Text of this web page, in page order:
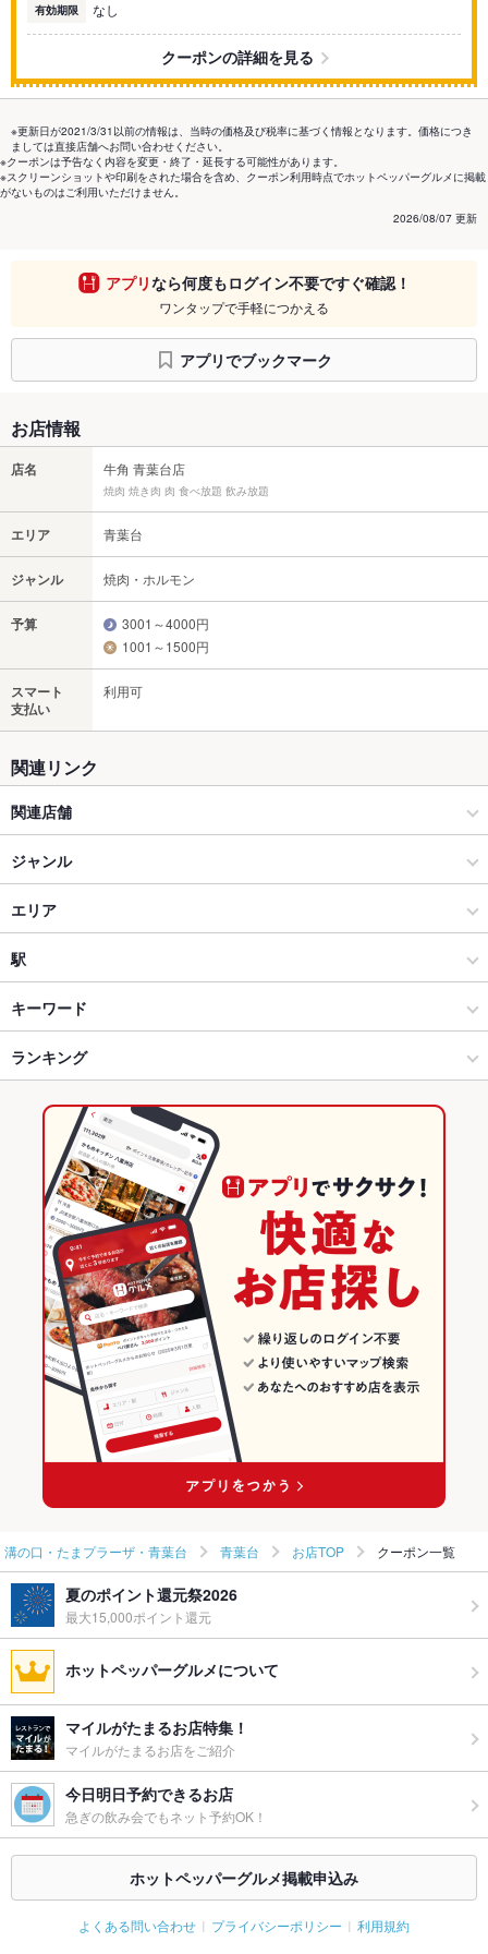
有効期限 なし
クーポンの詳細を見る
※更新日が2021/3/31以前の情報は、当時の価格及び税率に基づく情報となります。価格につき
ましては直接店舗へお問い合わせください。
※クーポンは予告なく内容を変更・終了・延長する可能性があります。
※スクリーンショットや印刷をされた場合を含め、クーポン利用時点でホットペッパーグルメに掲載
がないものはご利用いただけません。
2026/08/07 更新
アプリなら何度もログイン不要ですぐ確認！
ワンタップで手軽につかえる
アプリでブックマーク
お店情報
店名 牛角 青葉台店
焼肉 焼き肉 肉 食べ放題 飲み放題
エリア 青葉台
ジャンル 焼肉・ホルモン
予算
3001～4000円
1001～1500円
スマート
支払い
利用可
関連リンク
関連店舗
牛角
ジャンル
焼肉・ホルモン
焼肉
溝の口・たまプラーザ・青葉台 × 焼肉・ホルモン
溝の口・たまプラーザ・青葉台 × 焼肉
青葉台駅 × 焼肉・ホルモン
青葉台駅 × 焼肉
韓国料理
サムギョプサル
溝の口・たまプラーザ・青葉台 × 韓国料理
溝の口・たまプラーザ・青葉台 × サムギョプサル
青葉台駅 × 韓国料理
青葉台駅 × サムギョプサル
エリア
青葉台
青葉台 × 焼肉・ホルモン
青葉台 × 焼肉
青葉台 × 韓国料理
青葉台 × サムギョプサル
神奈川
神奈川 × 焼肉・ホルモン
神奈川 × 焼肉
神奈川 × 韓国料理
神奈川 × サムギョプサル
駅
青葉台駅
キーワード
エビ料理
チーズフォンデュ たこ焼き 油そば
ランキング
神奈川のグルメランキング
神奈川の焼肉・ホルモンランキング
溝の口・たまプラーザ・青葉台のグルメランキング
溝の口・たまプラーザ・青葉台の焼肉・ホルモンランキング
青葉台のグルメランキング
青葉台の焼肉・ホルモンランキング
溝の口・たまプラーザ・青葉台 青葉台 お店TOP クーポン一覧
夏のポイント還元祭2026
最大15,000ポイント還元
ホットペッパーグルメについて
マイルがたまるお店特集！
マイルがたまるお店をご紹介
今日明日予約できるお店
急ぎの飲み会でもネット予約OK！
ホットペッパーグルメ掲載申込み
よくある問い合わせ プライバシーポリシー 利用規約